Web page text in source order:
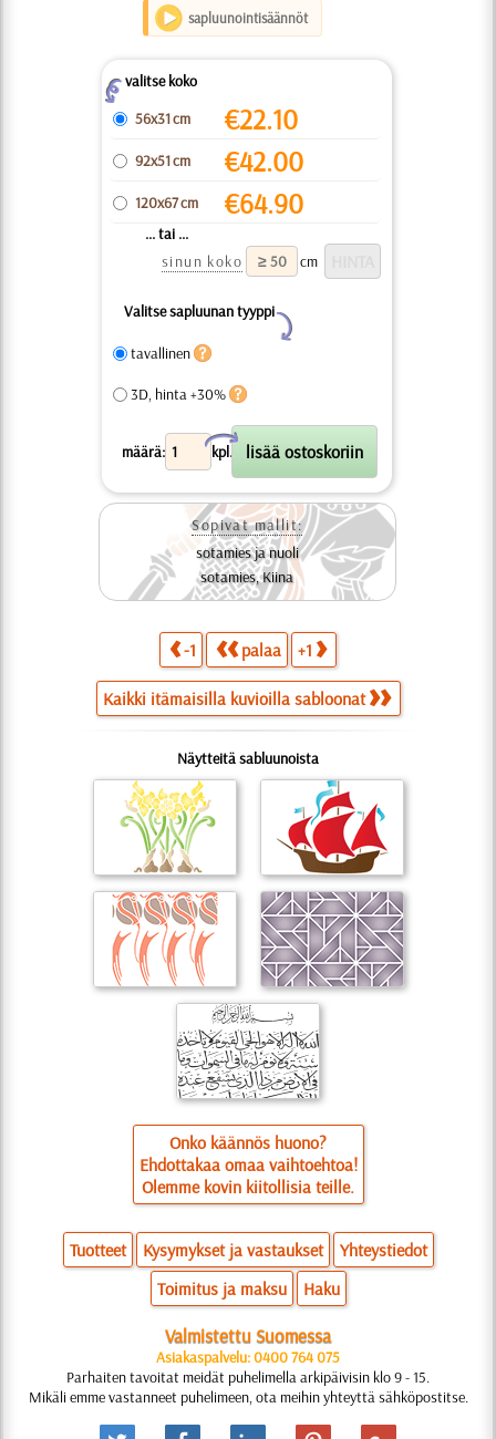
sapluunointisäännöt
Zvalitse koko
56x31 cm
€22.10
92x51 cm €42.00
120x67 cm €64.90
... tai ...
sinun koko
cm
Valitse sapluunan tyyppi
Y
tavallinen
3D, hinta +30%
määrä: kpl.
X
Sopivat mallit:
sotamies ja nuoli
sotamies, Kiina
-1 palaa +1
Kaikki itämaisilla kuvioilla sabloonat
Näytteitä sabluunoista
Onko käännös huono?
Ehdottakaa omaa vaihtoehtoa!
Olemme kovin kiitollisia teille.
Tuotteet Kysymykset ja vastaukset
Yhteystiedot
Toimitus ja maksu
Haku
Valmistettu Suomessa
Asiakaspalvelu: 0400 764 075
Parhaiten tavoitat meidät puhelimella arkipäivisin klo 9 - 15.
Mikäli emme vastanneet puhelimeen, ota meihin yhteyttä sähköpostitse.